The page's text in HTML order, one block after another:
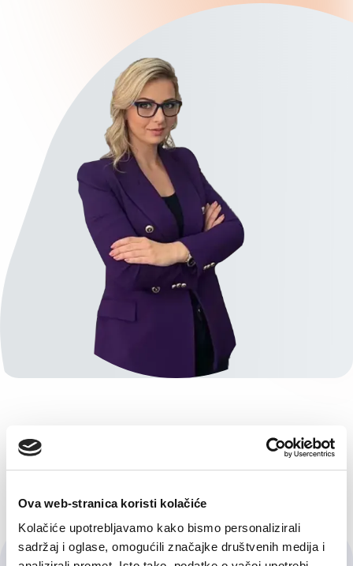
Ova web-stranica koristi kolačiće
Kolačiće upotrebljavamo kako bismo personalizirali
sadržaj i oglase, omogućili značajke društvenih medija i